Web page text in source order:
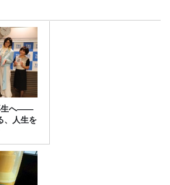
生へ——
、人生を